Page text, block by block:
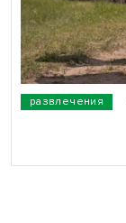
развлечения